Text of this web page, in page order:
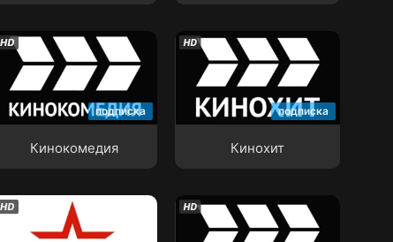
подписка
Кинокомедия
Кинокомедия
подписка
Кинохит
Кинохит